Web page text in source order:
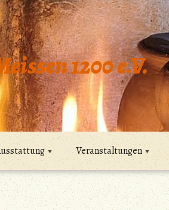
1200 e.V.
Veranstaltungen